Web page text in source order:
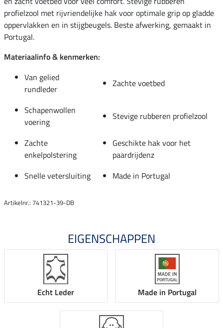
profielzool met rijvriendelijke hak voor optimale grip op gladde
oppervlakken en in stijgbeugels. Beste afwerking, gemaakt in
Portugal.
Materiaalinfo & kenmerken:
Van gelied
rundleder
Zachte voetbed
Schapenwollen
voering
Stevige rubberen profielzool
Zachte
enkelpolstering
Geschikte hak voor het
paardrijdenz
Snelle vetersluiting
Made in Portugal
Artikelnr.: 741321-39-DB
EIGENSCHAPPEN
Echt Leder Made in Portugal